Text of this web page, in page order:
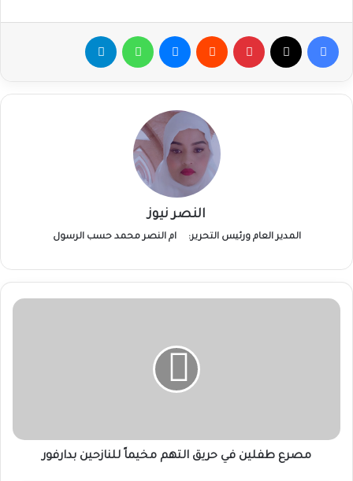
فيسبوك بينتيريست ماسنجر واتساب
النصر نيوز
المدير العام ورئيس التحرير: ام النصر محمد حسب الرسول
مصرع
مصرع طفلين في حريق التهم مخيماً للنازحين بدارفور